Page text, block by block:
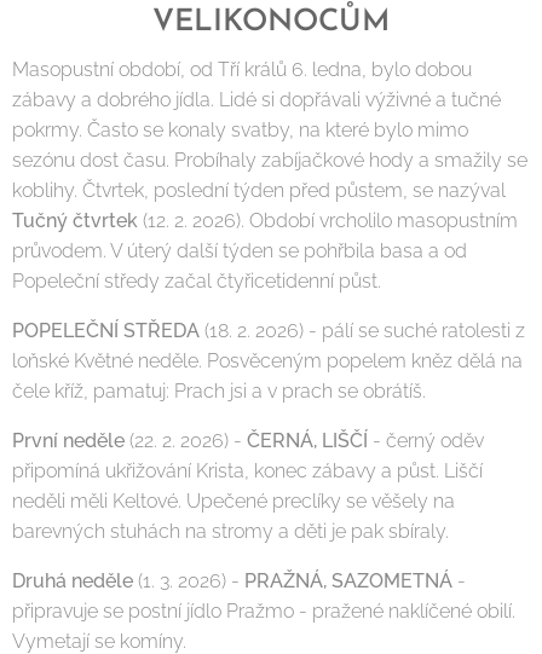
VELIKONOCŮM
Masopustní období, od Tří králů 6. ledna, bylo dobou
zábavy a dobrého jídla. Lidé si dopřávali výživné a tučné
pokrmy. Často se konaly svatby, na které bylo mimo
sezónu dost času. Probíhaly zabíjačkové hody a smažily se
koblihy. Čtvrtek, poslední týden před půstem, se nazýval
Tučný čtvrtek (12. 2. 2026). Období vrcholilo masopustním
průvodem. V úterý další týden se pohřbila basa a od
Popeleční středy začal čtyřicetidenní půst.
POPELEČNÍ STŘEDA (18. 2. 2026) - pálí se suché ratolesti z
loňské Květné neděle. Posvěceným popelem kněz dělá na
čele kříž, pamatuj: Prach jsi a v prach se obrátíš.
První neděle (22. 2. 2026) - ČERNÁ, LIŠČÍ - černý oděv
připomíná ukřižování Krista, konec zábavy a půst. Liščí
neděli měli Keltové. Upečené preclíky se věšely na
barevných stuhách na stromy a děti je pak sbíraly.
Druhá neděle (1. 3. 2026) - PRAŽNÁ, SAZOMETNÁ -
připravuje se postní jídlo Pražmo - pražené naklíčené obilí.
Vymetají se komíny.